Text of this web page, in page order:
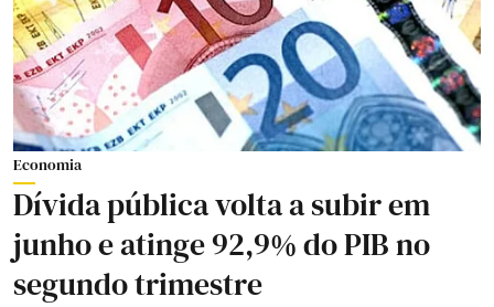
Economia
Dívida pública volta a subir em
junho e atinge 92,9% do PIB no
segundo trimestre